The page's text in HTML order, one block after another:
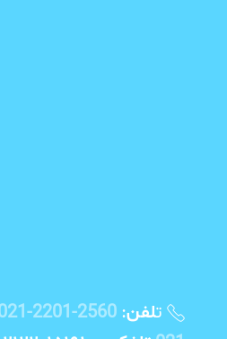
تلفن:
2560-2201-021